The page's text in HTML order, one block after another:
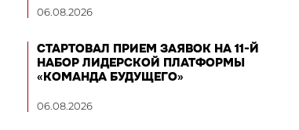
06.08.2026
СТАРТОВАЛ ПРИЕМ ЗАЯВОК НА 11-Й
НАБОР ЛИДЕРСКОЙ ПЛАТФОРМЫ
«КОМАНДА БУДУЩЕГО»
06.08.2026